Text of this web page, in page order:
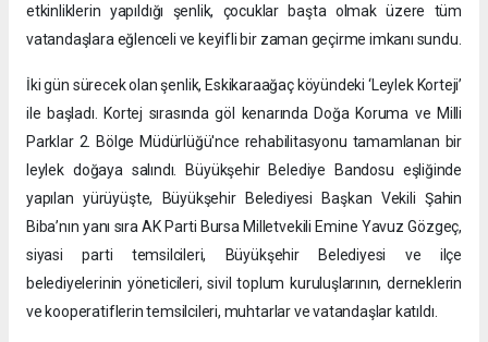
etkinliklerin yapıldığı şenlik, çocuklar başta olmak üzere tüm
vatandaşlara eğlenceli ve keyifli bir zaman geçirme imkanı sundu.
İki gün sürecek olan şenlik, Eskikaraağaç köyündeki ‘Leylek Korteji’
ile başladı. Kortej sırasında göl kenarında Doğa Koruma ve Milli
Parklar 2. Bölge Müdürlüğü'nce rehabilitasyonu tamamlanan bir
leylek doğaya salındı. Büyükşehir Belediye Bandosu eşliğinde
yapılan yürüyüşte, Büyükşehir Belediyesi Başkan Vekili Şahin
Biba’nın yanı sıra AK Parti Bursa Milletvekili Emine Yavuz Gözgeç,
siyasi parti temsilcileri, Büyükşehir Belediyesi ve ilçe
belediyelerinin yöneticileri, sivil toplum kuruluşlarının, derneklerin
ve kooperatiflerin temsilcileri, muhtarlar ve vatandaşlar katıldı.